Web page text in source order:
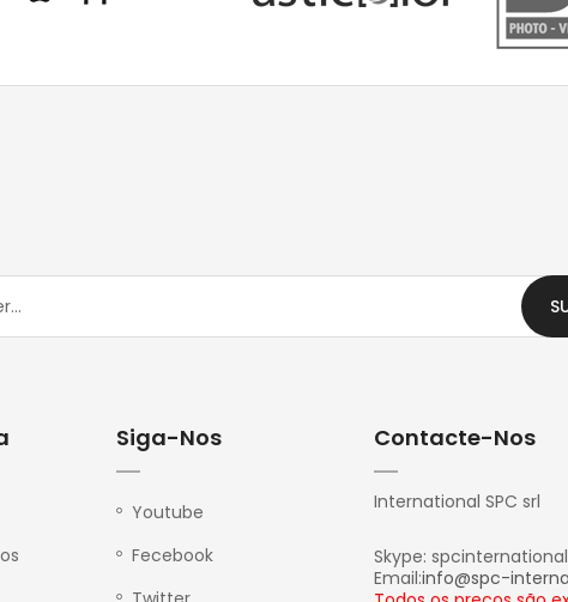
Siga-Nos
Youtube
Fecebook
Contacte-Nos
International SPC srl
Skype: spcinternational
Email:info@spc-